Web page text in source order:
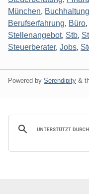
München, Buchhaltung
Berufserfahrung, Büro,
Stellenangebot, Stb,
Steuerberater, Jobs,
Powered by Serendipity &